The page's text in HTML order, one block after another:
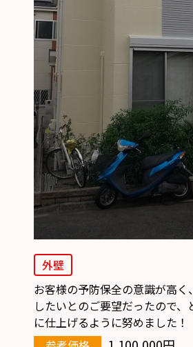
外壁
お客様の予防保全の意識が高く
したいとのご要望だったので、
に仕上げるように努めました！